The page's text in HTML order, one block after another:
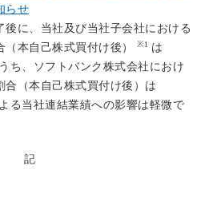
らせ
後に、当社及び当社子会社における
本自己株式買付け後）
※1
は
ち、ソフトバンク株式会社におけ
合（本自己株式買付け後）は
る当社連結業績への影響は軽微で
記